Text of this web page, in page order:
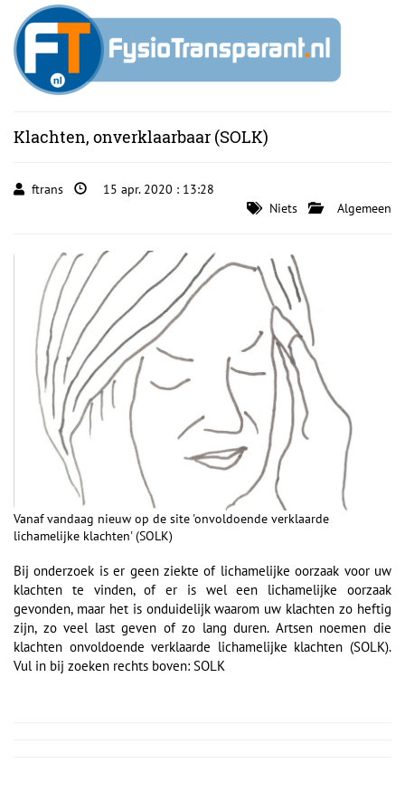
Klachten, onverklaarbaar (SOLK)
ftrans
15 apr. 2020 : 13:28
Niets
Algemeen
Vanaf vandaag nieuw op de site 'onvoldoende verklaarde
lichamelijke klachten' (SOLK)
Bij onderzoek is er geen ziekte of lichamelijke oorzaak voor uw
klachten te vinden, of er is wel een lichamelijke oorzaak
gevonden, maar het is onduidelijk waarom uw klachten zo heftig
zijn, zo veel last geven of zo lang duren. Artsen noemen die
klachten onvoldoende verklaarde lichamelijke klachten (SOLK).
Vul in bij zoeken rechts boven: SOLK